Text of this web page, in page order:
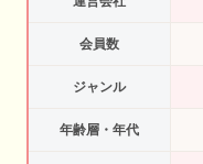
会員数
ジャンル
年齢層・年代